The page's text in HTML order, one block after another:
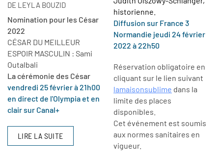
DE LEYLA BOUZID
Nomination pour les César
2022
CÉSAR DU MEILLEUR
ESPOIR MASCULIN : Sami
Outalbali
La cérémonie des César
vendredi 25 février à 21h00
en direct de l'Olympia et en
clair sur Canal+
LIRE LA SUITE
historienne.
Diffusion sur France 3
Normandie jeudi 24 février
2022 à 22h50
Réservation obligatoire en
cliquant sur le lien suivant
lamaisonsublime dans la
limite des places
disponibles.
Cet événement est soumis
aux normes sanitaires en
vigueur.